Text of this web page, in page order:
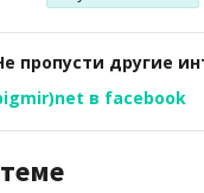
пропусти другие
в facebook